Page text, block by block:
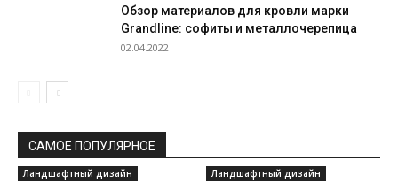
Обзор материалов для кровли марки
Grandline: софиты и металлочерепица
02.04.2022
САМОЕ ПОПУЛЯРНОЕ
Ландшафтный дизайн Ландшафтный дизайн